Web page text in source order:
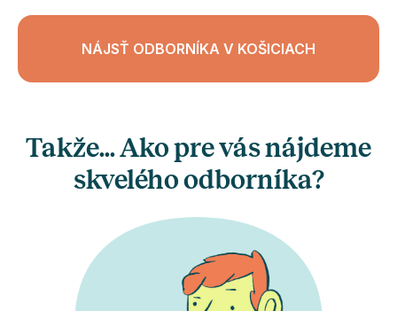
NÁJSŤ ODBORNÍKA V KOŠICIACH
Takže... Ako pre vás nájdeme
skvelého odborníka?